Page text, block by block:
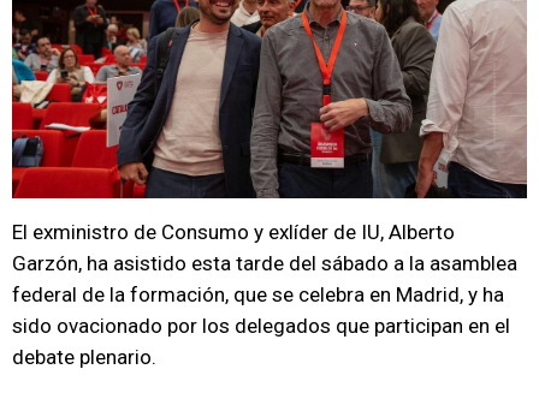
El exministro de Consumo y exlíder de IU, Alberto
Garzón, ha asistido esta tarde del sábado a la asamblea
federal de la formación, que se celebra en Madrid, y ha
sido ovacionado por los delegados que participan en el
debate plenario.